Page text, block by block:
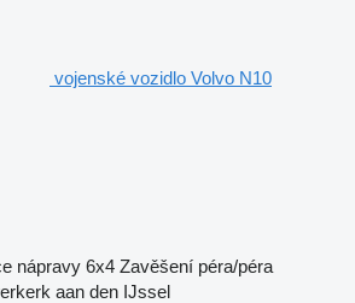
vojenské vozidlo Volvo N10
nápravy 6x4 Zavěšení péra/péra
aan den IJssel